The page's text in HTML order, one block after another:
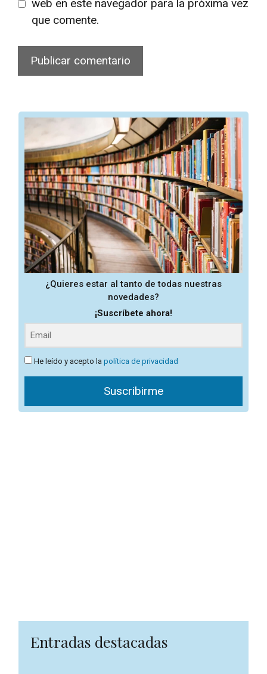
web en este navegador para la próxima vez
que comente.
¿Quieres estar al tanto de todas nuestras
novedades?
¡Suscríbete ahora!
He leído y acepto lapolítica de privacidad
Suscribirme
Entradas destacadas